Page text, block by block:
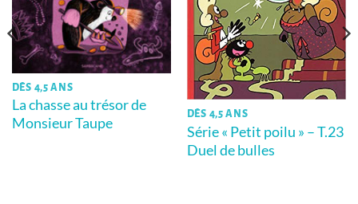
DÈS 4,5 ANS
La chasse au trésor de
Monsieur Taupe
DÈS 4,5 ANS
Série « Petit poilu » – T.23
Duel de bulles